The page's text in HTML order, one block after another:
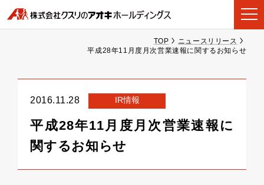
TOP
ニュースリリース
平成28年11月度月次営業速報に関するお知らせ
2016.11.28 IR情報
平成28年11月度月次営業速報に
関するお知らせ